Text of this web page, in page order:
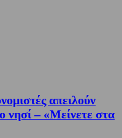
απειλούν
νησί – «Μείνετε στα